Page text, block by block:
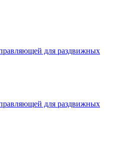
для раздвижных
для раздвижных